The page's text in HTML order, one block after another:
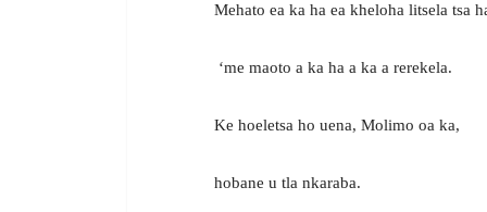
Mehato ea ka ha ea kheloha litsela tsa
‘me maoto a ka ha a ka a rerekela.
Ke hoeletsa ho uena, Molimo oa ka,
hobane u tla nkaraba.